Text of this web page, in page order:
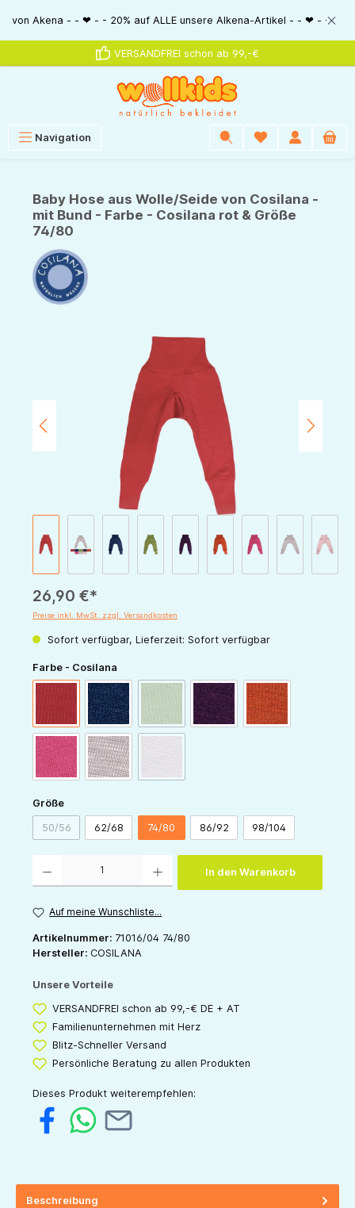
springen
- - ❤ - - 20% auf ALLE unsere Alkena-Artikel - - ❤ - - 20%
VERSANDFREI schon ab 99,-€
Navigation
Baby Hose aus Wolle/Seide von Cosilana -
mit Bund - Farbe - Cosilana rot & Größe
74/80
Bildergalerie überspringen
26,90 €*
Preise inkl. MwSt. zzgl. Versandkosten
Sofort verfügbar, Lieferzeit: Sofort verfügbar
Farbe - Cosilana
marine (Diese Option ist zurzeit nicht verfügbar.)
pflaume orange
pink grau
Größeauswählen
50/56(Diese Option ist zurzeit nicht verfügbar.)
62/68 74/80 86/92 98/104
In den Warenkorb
Auf meine Wunschliste...
Artikelnummer: 71016/04 74/80
Hersteller: COSILANA
Unsere Vorteile
VERSANDFREI schon ab 99,-€ DE + AT
Familienunternehmen mit Herz
Blitz-Schneller Versand
Persönliche Beratung zu allen Produkten
Dieses Produkt weiterempfehlen:
Beschreibung